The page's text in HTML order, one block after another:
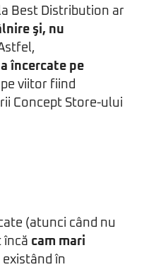
Best Distribution ar
şi, nu
încercate pe
pe viitor fiind
Concept Store-ului
(atunci când nu
încă cam mari
existând în